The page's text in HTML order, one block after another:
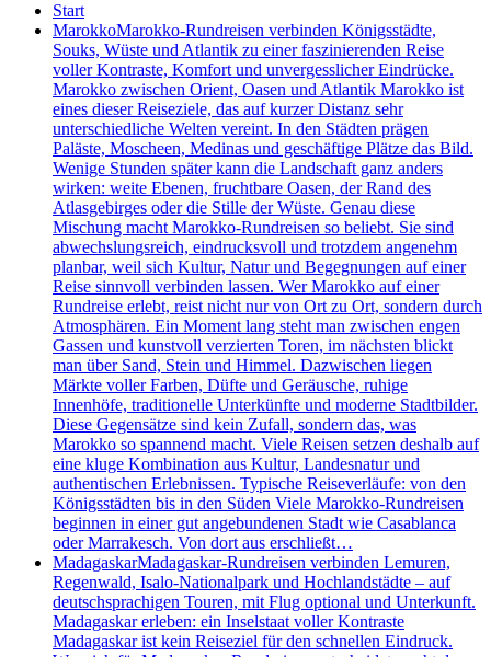
Start
MarokkoMarokko-Rundreisen verbinden Königsstädte,
Souks, Wüste und Atlantik zu einer faszinierenden Reise
voller Kontraste, Komfort und unvergesslicher Eindrücke.
Marokko zwischen Orient, Oasen und Atlantik Marokko ist
eines dieser Reiseziele, das auf kurzer Distanz sehr
unterschiedliche Welten vereint. In den Städten prägen
Paläste, Moscheen, Medinas und geschäftige Plätze das Bild.
Wenige Stunden später kann die Landschaft ganz anders
wirken: weite Ebenen, fruchtbare Oasen, der Rand des
Atlasgebirges oder die Stille der Wüste. Genau diese
Mischung macht Marokko-Rundreisen so beliebt. Sie sind
abwechslungsreich, eindrucksvoll und trotzdem angenehm
planbar, weil sich Kultur, Natur und Begegnungen auf einer
Reise sinnvoll verbinden lassen. Wer Marokko auf einer
Rundreise erlebt, reist nicht nur von Ort zu Ort, sondern durch
Atmosphären. Ein Moment lang steht man zwischen engen
Gassen und kunstvoll verzierten Toren, im nächsten blickt
man über Sand, Stein und Himmel. Dazwischen liegen
Märkte voller Farben, Düfte und Geräusche, ruhige
Innenhöfe, traditionelle Unterkünfte und moderne Stadtbilder.
Diese Gegensätze sind kein Zufall, sondern das, was
Marokko so spannend macht. Viele Reisen setzen deshalb auf
eine kluge Kombination aus Kultur, Landesnatur und
authentischen Erlebnissen. Typische Reiseverläufe: von den
Königsstädten bis in den Süden Viele Marokko-Rundreisen
beginnen in einer gut angebundenen Stadt wie Casablanca
oder Marrakesch. Von dort aus erschließt…
MadagaskarMadagaskar-Rundreisen verbinden Lemuren,
Regenwald, Isalo-Nationalpark und Hochlandstädte – auf
deutschsprachigen Touren, mit Flug optional und Unterkunft.
Madagaskar erleben: ein Inselstaat voller Kontraste
Madagaskar ist kein Reiseziel für den schnellen Eindruck.